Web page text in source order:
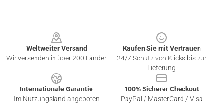
Weltweiter Versand
Wir versenden in über 200 Länder
Kaufen Sie mit Vertrauen
24/7 Schutz von Klicks bis zur
Lieferung
Internationale Garantie
Im Nutzungsland angeboten
100% Sicherer Checkout
PayPal / MasterCard / Visa